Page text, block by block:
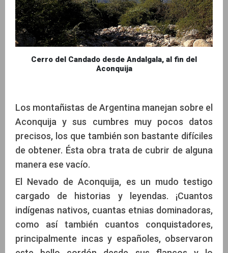
Cerro del Candado desde Andalgala, al fin del
Aconquija
Los montañistas de Argentina manejan sobre el
Aconquija y sus cumbres muy pocos datos
precisos, los que también son bastante difíciles
de obtener. Ésta obra trata de cubrir de alguna
manera ese vacío.
El Nevado de Aconquija, es un mudo testigo
cargado de historias y leyendas. ¡Cuantos
indígenas nativos, cuantas etnias dominadoras,
como así también cuantos conquistadores,
principalmente incas y españoles, observaron